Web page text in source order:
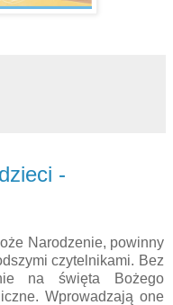
-
Narodzenie, powinny
czytelnikami. Bez
na święta Bożego
Wprowadzają one